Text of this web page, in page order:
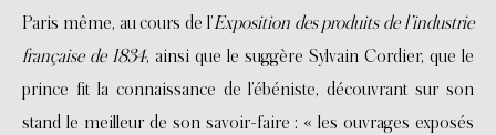
Paris même, au cours de l’Exposition des produits de l’industrie
française de 1834, ainsi que le suggère Sylvain Cordier, que le
prince fit la connaissance de l’ébéniste, découvrant sur son
stand le meilleur de son savoir-faire : « les ouvrages exposés